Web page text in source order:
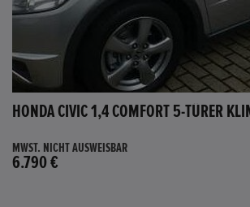
HONDA CIVIC 1,4 COMFORT 5-TÜRER
MWST. NICHT AUSWEISBAR
6.790 €